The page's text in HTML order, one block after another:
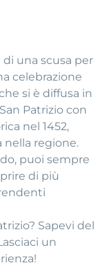
una scusa per
celebrazione
si è diffusa in
Patrizio con
nel 1452,
nella regione.
puoi sempre
di più
Sapevi del
un